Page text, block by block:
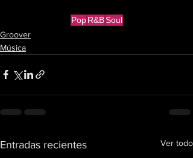
Pop R&BSoul
Groover
Música
Entradas recientes Ver todo